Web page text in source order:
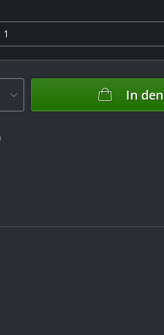
In den